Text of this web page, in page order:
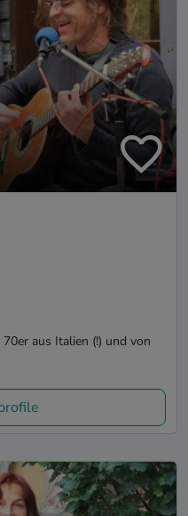
aus Italien (!) und von